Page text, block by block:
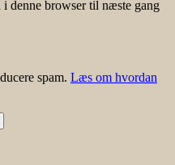
denne browser til næste gang
spam. Læs om hvordan